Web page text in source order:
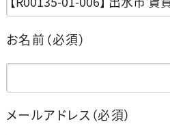
お名前 （必須）
メールアドレス （必須）